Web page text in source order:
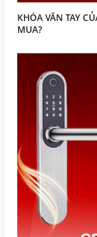
KHÓA VÂN TAY
MUA?